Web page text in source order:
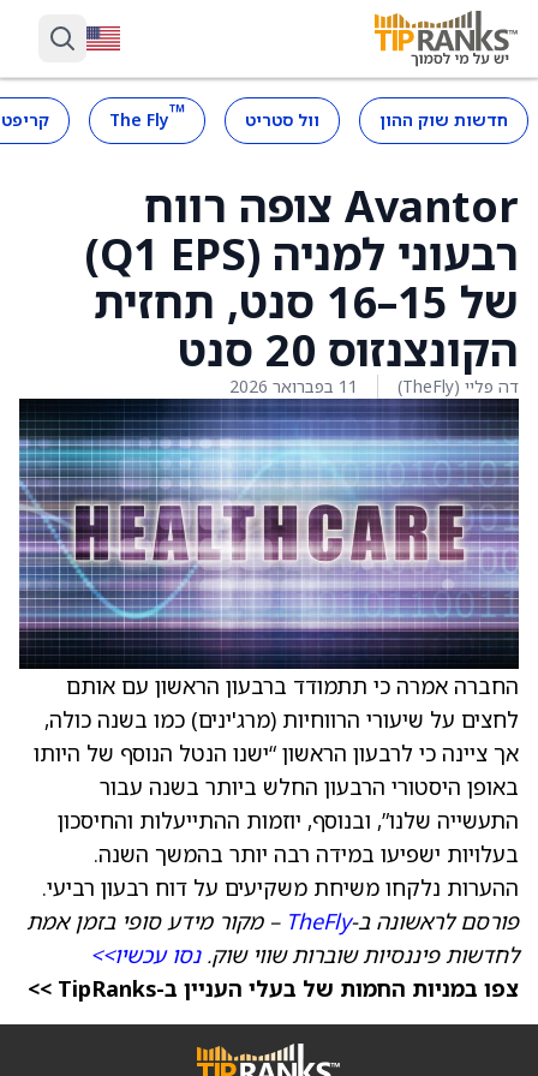
חדשות שוק ההון וול סטריט ™
The Fly
Avantor צופה רווח
רבעוני למניה (Q1 EPS)
של 15–16 סנט, תחזית
הקונצנזוס 20 סנט
דה פליי (TheFly) 11 בפברואר 2026
החברה אמרה כי תתמודד ברבעון הראשון עם אותם
לחצים על שיעורי הרווחיות (מרג'ינים) כמו בשנה כולה,
אך ציינה כי לרבעון הראשון “ישנו הנטל הנוסף של היותו
באופן היסטורי הרבעון החלש ביותר בשנה עבור
התעשייה שלנו”, ובנוסף, יוזמות ההתייעלות והחיסכון
בעלויות ישפיעו במידה רבה יותר בהמשך השנה.
ההערות נלקחו משיחת משקיעים על דוח רבעון רביעי.
פורסם לראשונה ב-TheFly – מקור מידע סופי בזמן אמת
לחדשות פיננסיות שוברות שווי שוק.נסו עכשיו>>
צפו במניות החמות של בעלי העניין ב-TipRanks >>